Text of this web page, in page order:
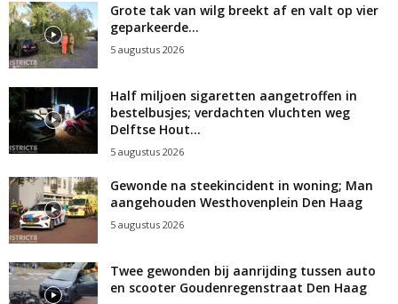
Grote tak van wilg breekt af en valt op vier
geparkeerde...
5 augustus 2026
Half miljoen sigaretten aangetroffen in
bestelbusjes; verdachten vluchten weg
Delftse Hout...
5 augustus 2026
Gewonde na steekincident in woning; Man
aangehouden Westhovenplein Den Haag
5 augustus 2026
Twee gewonden bij aanrijding tussen auto
en scooter Goudenregenstraat Den Haag